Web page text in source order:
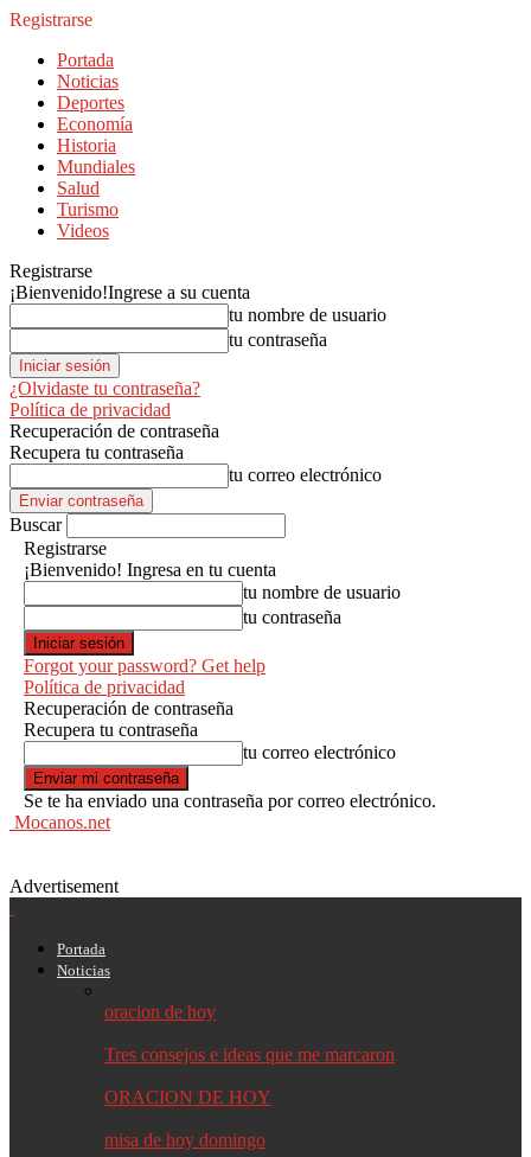
Registrarse
Portada
Noticias
Deportes
Economía
Historia
Mundiales
Salud
Turismo
Videos
Registrarse
¡Bienvenido!Ingrese a su cuenta
tu nombre de usuario
tu contraseña
¿Olvidaste tu contraseña?
Política de privacidad
Recuperación de contraseña
Recupera tu contraseña
tu correo electrónico
Buscar
Registrarse
¡Bienvenido! Ingresa en tu cuenta
tu nombre de usuario
tu contraseña
Forgot your password? Get help
Política de privacidad
Recuperación de contraseña
Recupera tu contraseña
tu correo electrónico
Se te ha enviado una contraseña por correo electrónico.
Mocanos.net
Advertisement
Portada
Noticias
oracion de hoy
Tres consejos e ideas que me marcaron
ORACION DE HOY
misa de hoy domingo